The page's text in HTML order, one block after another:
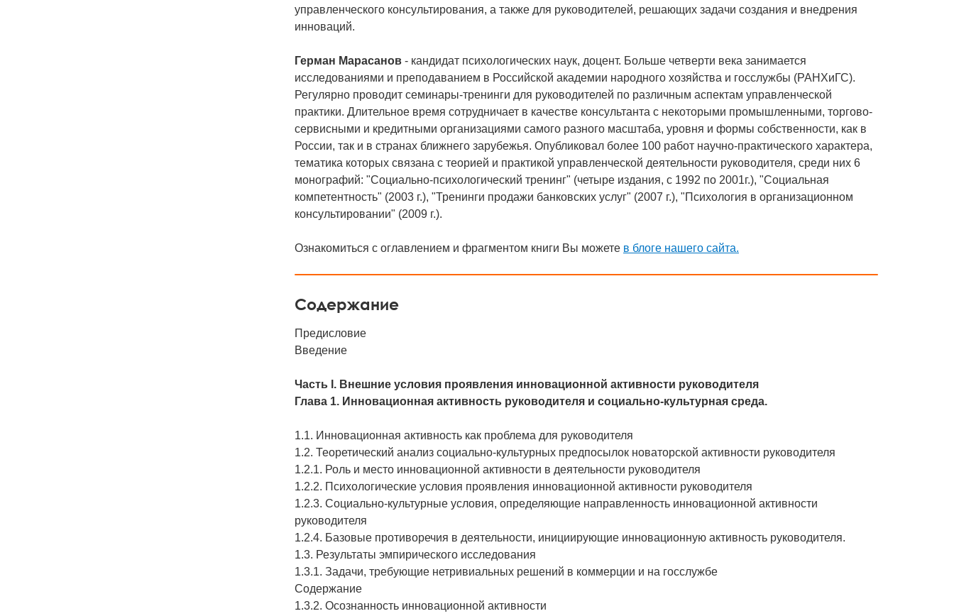
управленческого консультирования, а также для руководителей, решающих задачи создания и внедрения
инноваций.
Герман Марасанов - кандидат психологических наук, доцент. Больше четверти века занимается
исследованиями и преподаванием в Российской академии народного хозяйства и госслужбы (РАНХиГС).
Регулярно проводит семинары-тренинги для руководителей по различным аспектам управленческой
практики. Длительное время сотрудничает в качестве консультанта с некоторыми промышленными, торгово-
сервисными и кредитными организациями самого разного масштаба, уровня и формы собственности, как в
России, так и в странах ближнего зарубежья. Опубликовал более 100 работ научно-практического характера,
тематика которых связана с теорией и практикой управленческой деятельности руководителя, среди них 6
монографий: "Социально-психологический тренинг" (четыре издания, с 1992 по 2001г.), "Социальная
компетентность" (2003 г.), "Тренинги продажи банковских услуг" (2007 г.), "Психология в организационном
консультировании" (2009 г.).
Ознакомиться с оглавлением и фрагментом книги Вы можете в блоге нашего сайта.
Содержание
Предисловие
Введение
Часть I. Внешние условия проявления инновационной активности руководителя
Глава 1. Инновационная активность руководителя и социально-культурная среда.
1.1. Инновационная активность как проблема для руководителя
1.2. Теоретический анализ социально-культурных предпосылок новаторской активности руководителя
1.2.1. Роль и место инновационной активности в деятельности руководителя
1.2.2. Психологические условия проявления инновационной активности руководителя
1.2.3. Социально-культурные условия, определяющие направленность инновационной активности
руководителя
1.2.4. Базовые противоречия в деятельности, инициирующие инновационную активность руководителя.
1.3. Результаты эмпирического исследования
1.3.1. Задачи, требующие нетривиальных решений в коммерции и на госслужбе
Содержание
1.3.2. Осознанность инновационной активности